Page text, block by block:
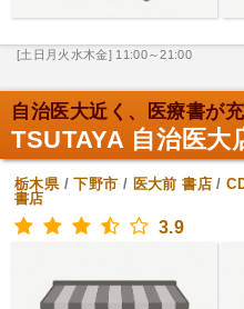
[土日月火水木金] 11:00～21:00
自治医大近く、医療書が充
TSUTAYA 自治医大
栃木県/下野市 / 医大前 書店 /
書店
3.9